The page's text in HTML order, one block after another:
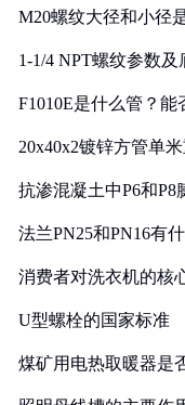
M20螺纹大径和小径
1-1/4 NPT螺纹参数
F1010E是什么管？能
20x40x2镀锌方管单
抗渗混凝土中P6和P8
法兰PN25和PN16有
消费者对洗衣机的核
U型螺栓的国家标准
煤矿用电热取暖器是